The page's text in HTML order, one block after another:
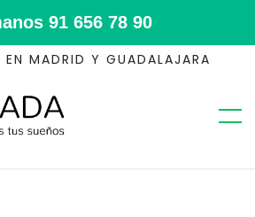
91 656 78 90
MADRID Y GUADALAJARA